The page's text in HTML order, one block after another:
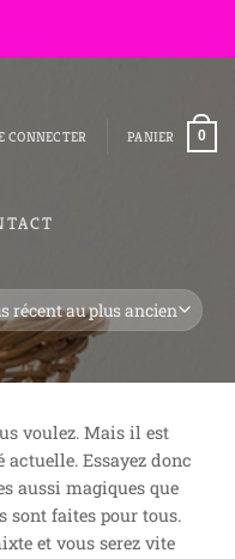
CONNECTER PANIER 0
voulez. Mais il est
Essayez donc
aussi magiques que
sont faites pour tous.
et vous serez vite